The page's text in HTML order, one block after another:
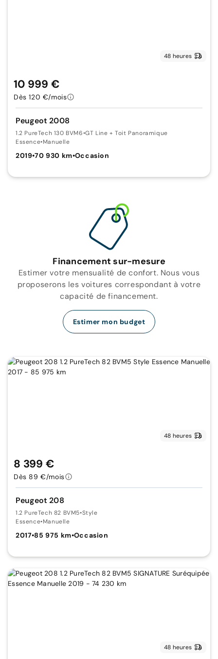
48 heures
Peugeot 2008
1.2 PureTech 130 BVM6•GT Line + Toit Panoramique
Essence•Manuelle
2019•70 930 km•Occasion
10 999 €
Dès 120 €/mois
Financement sur-mesure
Estimer votre mensualité de confort. Nous vous
proposerons les voitures correspondant à votre
capacité de financement.
Estimer mon budget
48 heures
Peugeot 208
1.2 PureTech 82 BVM5•Style
Essence•Manuelle
2017•85 975 km•Occasion
8 399 €
Dès 89 €/mois
48 heures